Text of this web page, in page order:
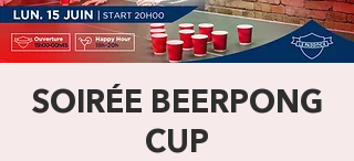
SOIRÉE BEERPONG
CUP